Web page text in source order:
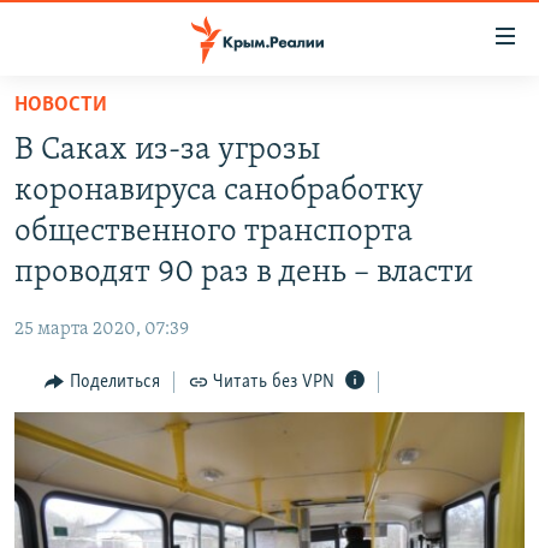
Вернуться
основному
содержанию
Вернутся
главной
Вернутся
поиску
ГРУЗ 200
КАРТА ВОЕННЫХ ОБЪЕКТОВ КРЫМА
ВОДА
ИНТЕРАКТИВ
ИНФОГРАФИКА
ТЕЛЕПРОЕКТ КРЫМ.РЕАЛИИ
СОВЕТЫ ПРАВОЗАЩИТНИКОВ
ПРОПАВШИЕ БЕЗ ВЕСТИ
РАДІО СВОБОДА
КАК ОБОЙТИ БЛОКИРОВКУ
Українською
Qırımtatar
НОВОСТИ
В Саках из-за угрозы
коронавируса санобработку
общественного транспорта
проводят 90 раз в день – власти
25 марта 2020, 07:39
Поделиться Читать без VPN